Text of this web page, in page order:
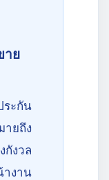
าย
ะกัน
ยถึง
งวล
างาน